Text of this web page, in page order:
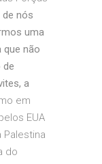
de nós
uma
que não
de
a
em
EUA
do